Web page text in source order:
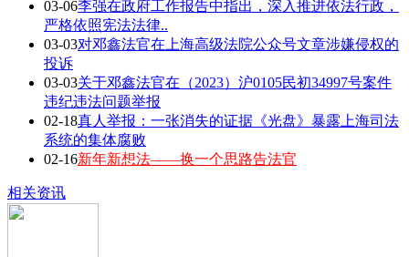
03-06李强在政府工作报告中指出，深入推进依法行政，
严格依照宪法法律..
03-03对邓鑫法官在上海高级法院公众号文章涉嫌侵权的
投诉
03-03关于邓鑫法官在（2023）沪0105民初34997号案件
违纪违法问题举报
02-18真人举报：一张消失的证据《光盘》暴露上海司法
系统的集体腐败
02-16新年新想法——换一个思路告法官
相关资讯